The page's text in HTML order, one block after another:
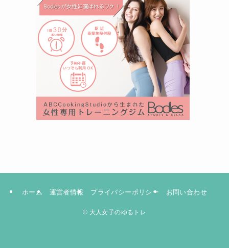
ホーム 運営者情報 プライバシーポリシー お問い合わせ
© 大人女子のゆるトレ